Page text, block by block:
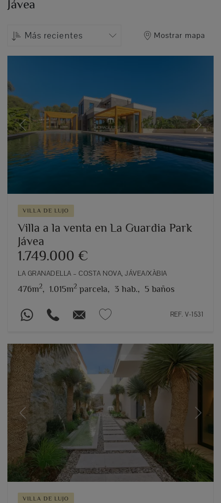
Jávea
Más recientes Mostrar mapa
Previous Next
VILLA DE LUJO
Villa a la venta en La Guardia Park
Jávea
1.749.000 €
LA GRANADELLA – COSTA NOVA, JÁVEA/XÀBIA
476m2, 1.015m2 parcela, 3 hab., 5 baños
REF. V-1531
Previous Next
VILLA DE LUJO